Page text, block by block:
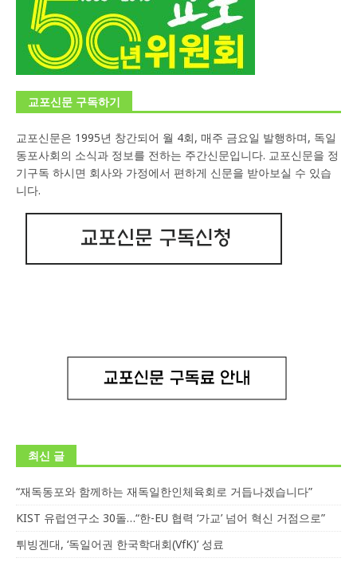
교포신문 구독하기
교포신문은 1995년 창간되어 월 4회, 매주 금요일 발행하며, 독일
동포사회의 소식과 정보를 전하는 주간신문입니다. 교포신문을 정
기구독 하시면 회사와 가정에서 편하게 신문을 받아보실 수 있습
니다.
최신 글
“재독동포와 함께하는 재독일한인체육회로 거듭나겠습니다”
KIST 유럽연구소 30돌…“한-EU 협력 ‘가교’ 넘어 혁신 거점으로”
튀빙겐대, ‘독일어권 한국학대회(VfK)’ 성료